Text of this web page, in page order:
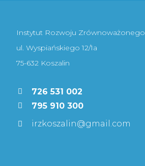
Instytut Rozwoju Zrównoważonego
ul. Wyspiańskiego 12/1a
75-632 Koszalin
726 531 002
795 910 300
irzkoszalin@gmail.com